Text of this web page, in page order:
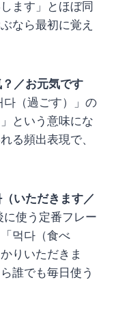
ます」とほぼ同
なら最初に覚え
／お元気です
다（過ごす）」の
という意味にな
る頻出表現で、
いただきます／
に使う定番フレー
먹다（食べ
りいただきま
誰でも毎日使う